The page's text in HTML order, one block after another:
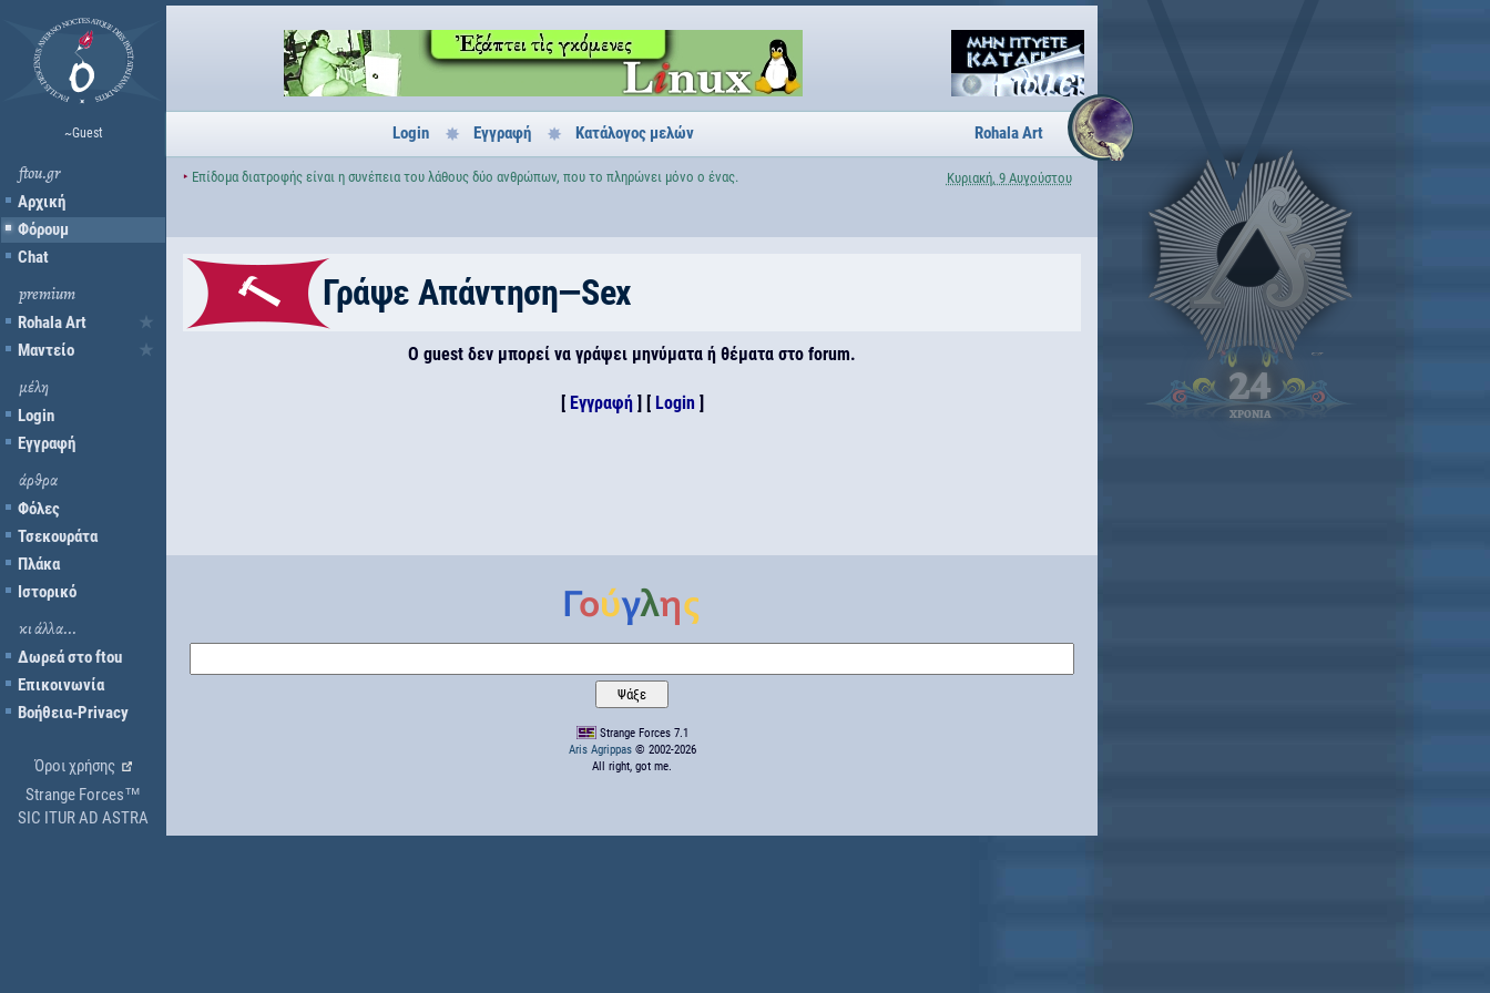
~Guest
ftou.gr
Αρχική
Φόρουμ
Chat
premium
Rohala Art
Μαντείο
μέλη
Login
Εγγραφή
άρθρα
Φόλες
Τσεκουράτα
Πλάκα
Ιστορικό
κι άλλα...
Δωρεά στο ftou
Επικοινωνία
Βοήθεια-Privacy
Όροι χρήσης
Strange Forces™
SIC ITUR AD ASTRA
Login Εγγραφή Κατάλογος μελών Rohala Art
‣ Επίδομα διατροφής είναι η συνέπεια του λάθους δύο ανθρώπων, που το πληρώνει μόνο ο ένας. Κυριακή, 9 Αυγούστου
Γράψε Απάντηση—Sex
Ο guest δεν μπορεί να γράψει μηνύματα ή θέματα στο forum.
[ Εγγραφή] [ Login ]
Strange Forces 7.1
Aris Agrippas© 2002-2026
All right, got me.
24
ΧΡΟΝΙΑ